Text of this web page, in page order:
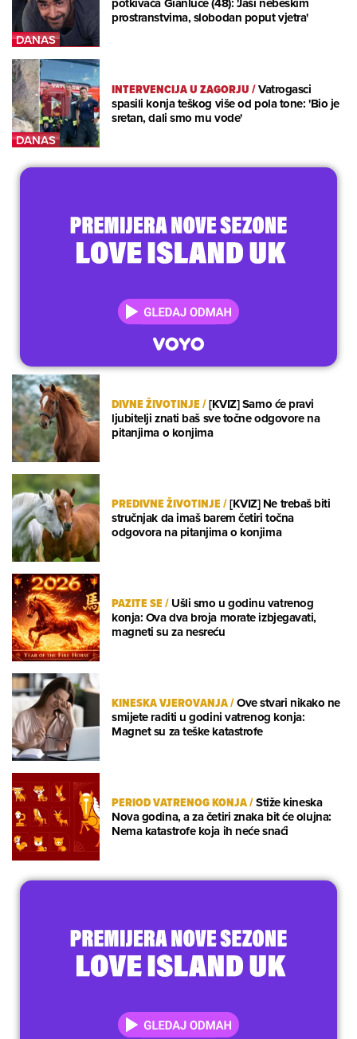
prostranstvima, slobodan poput vjetra'
INTERVENCIJA U ZAGORJU/Vatrogasci
spasili konja teškog više od pola tone: 'Bio je
sretan, dali smo mu vode'
DIVNE ŽIVOTINJE/[KVIZ] Samo će pravi
ljubitelji znati baš sve točne odgovore na
pitanjima o konjima
PREDIVNE ŽIVOTINJE/[KVIZ] Ne trebaš biti
stručnjak da imaš barem četiri točna
odgovora na pitanjima o konjima
PAZITE SE/Ušli smo u godinu vatrenog
konja: Ova dva broja morate izbjegavati,
magneti su za nesreću
KINESKA VJEROVANJA/Ove stvari nikako ne
smijete raditi u godini vatrenog konja:
Magnet su za teške katastrofe
PERIOD VATRENOG KONJA/Stiže kineska
Nova godina, a za četiri znaka bit će olujna:
Nema katastrofe koja ih neće snaći